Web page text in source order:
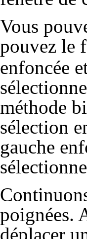
Vous
pouvez le
enfoncée
méthode
sélection
gauche
poignées.
déplacer